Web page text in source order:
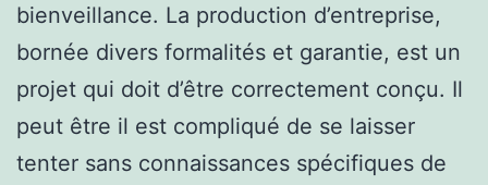
bienveillance. La production d’entreprise,
bornée divers formalités et garantie, est un
projet qui doit d’être correctement conçu. Il
peut être il est compliqué de se laisser
tenter sans connaissances spécifiques de